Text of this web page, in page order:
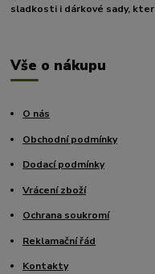
sladkosti i dárkové sady,
Vše o nákupu
O nás
Obchodní podmínky
Dodací podmínky
Vrácení zboží
Ochrana soukromí
Reklamační řád
Kontakty